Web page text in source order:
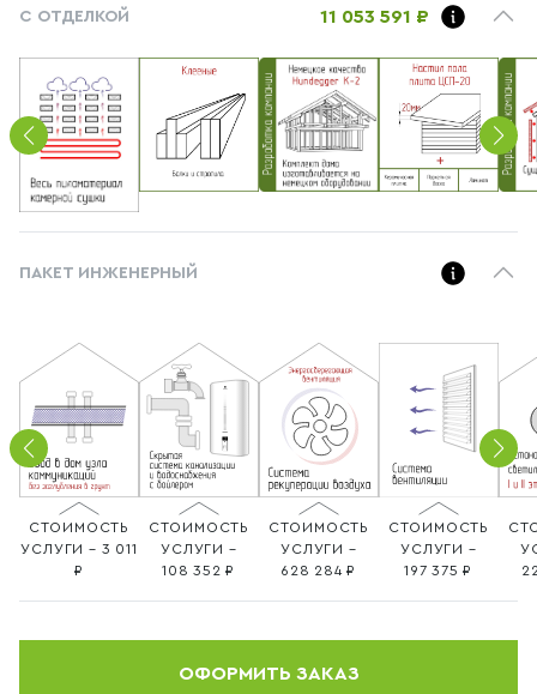
С ОТДЕЛКОЙ 11 053 591 ₽
ПАКЕТ ИНЖЕНЕРНЫЙ
СТОИМОСТЬ
УСЛУГИ – 3 011
СТОИМОСТЬ
УСЛУГИ –
108 352
СТОИМОСТЬ
УСЛУГИ –
628 284
СТОИМОСТЬ
УСЛУГИ –
197 375
ОФОРМИТЬ ЗАКАЗ